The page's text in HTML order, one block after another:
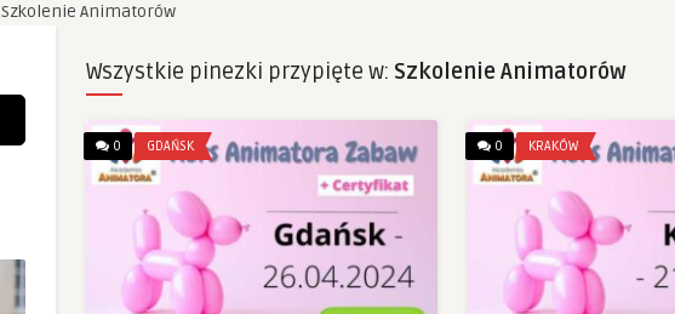
Szkolenie Animatorów
Wszystkie pinezki przypięte w: Szkolenie Animatorów
0 GDAŃSK 0 KRAKÓW